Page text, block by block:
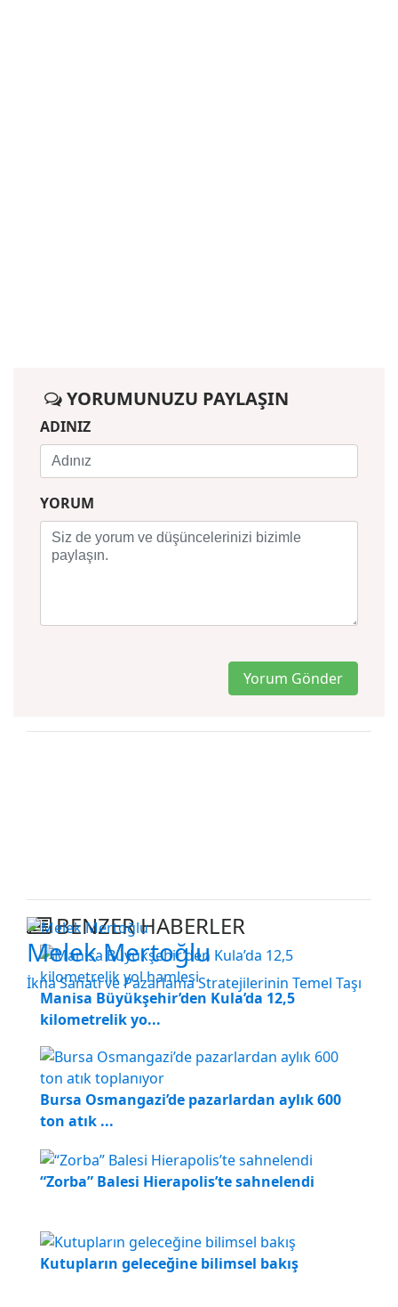
YORUMUNUZU PAYLAŞIN
ADINIZ
YORUM
Yorum Gönder
BENZER HABERLER
Manisa Büyükşehir’den Kula’da 12,5
kilometrelik yo...
Bursa Osmangazi’de pazarlardan aylık 600
ton atık ...
“Zorba” Balesi Hierapolis’te sahnelendi
Kutupların geleceğine bilimsel bakış
Melek Mertoğlu
İkna Sanatı ve Pazarlama Stratejilerinin Temel Taşı